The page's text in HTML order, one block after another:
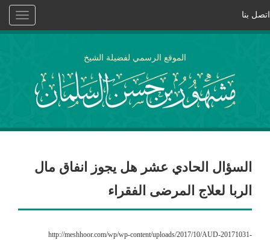
Toggle
اتصل بنا
الموقع الرسمي لفضيلة الشيخ
السؤال الحادي عشر هل يجوز انفاق مال
الربا لعلاج المرضى الفقراء
http://meshhoor.com/wp/wp-content/uploads/2017/10/AUD-20171031-